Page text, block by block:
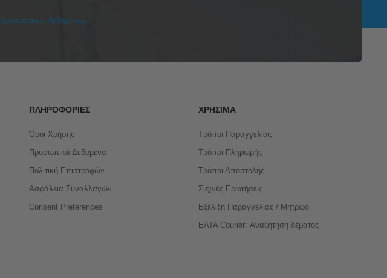
προσωπικών δεδομένων
ΠΛΗΡΟΦΟΡΊΕΣ
Όροι Χρήσης
Προσωπικά Δεδομένα
Πολιτική Επιστροφών
Ασφάλεια Συναλλαγών
Consent Preferences
ΧΡΉΣΙΜΑ
Τρόποι Παραγγελίας
Τρόποι Πληρωμής
Τρόποι Αποστολής
Συχνές Ερωτήσεις
Εξέλιξη Παραγγελίας / Μητρώο
ΕΛΤΑ Courier: Αναζήτηση δέματος